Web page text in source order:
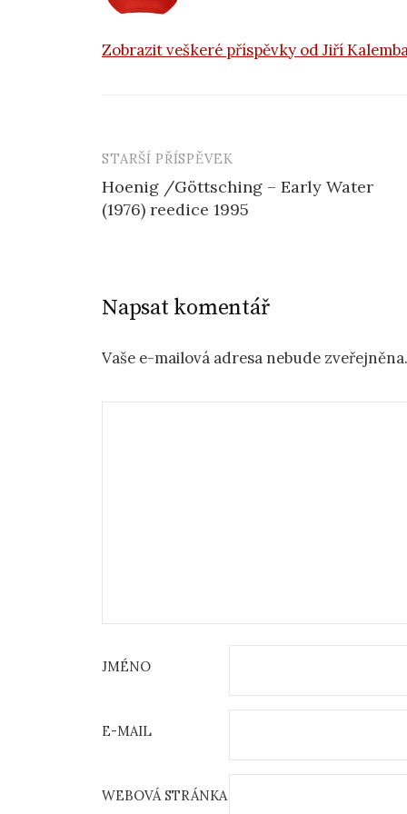
Zobrazit veškeré příspěvky od Jiří
Navigace
příspěvku
STARŠÍ PŘÍSPĚVEK
Hoenig /Göttsching – Early Water
(1976) reedice 1995
Napsat komentář
Vaše e-mailová adresa nebude zveřejněna.
JMÉNO
E-MAIL
WEBOVÁ STRÁNKA